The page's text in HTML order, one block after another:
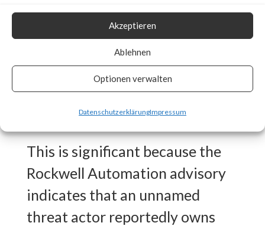
Akzeptieren
Ablehnen
Optionen verwalten
DatenschutzerklärungImpressum
condition. The vulnerability has
a CVSS base score of 7.5 and is
rated high by Rockwell
Automation.
Why is this Significant?
This is significant because the
Rockwell Automation advisory
indicates that an unnamed
threat actor reportedly owns